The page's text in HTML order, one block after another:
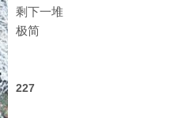
剩下一堆
极简
227